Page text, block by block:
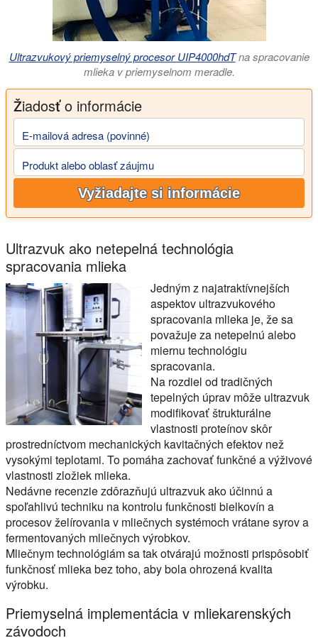
Ultrazvukový priemyselný procesor UIP4000hdTna spracovanie
mlieka v priemyselnom meradle.
Žiadosť o informácie
E-mailová adresa (povinné)
Produkt alebo oblasť záujmu
Vyžiadajte si informácie
Ultrazvuk ako netepelná technológia
spracovania mlieka
Jedným z najatraktívnejších
aspektov ultrazvukového
spracovania mlieka je, že sa
považuje za netepelnú alebo
miernu technológiu
spracovania.
Na rozdiel od tradičných
tepelných úprav môže ultrazvuk
modifikovať štrukturálne
vlastnosti proteínov skôr
prostredníctvom mechanických kavitačných efektov než
vysokými teplotami. To pomáha zachovať funkčné a výživové
vlastnosti zložiek mlieka.
Nedávne recenzie zdôrazňujú ultrazvuk ako účinnú a
spoľahlivú techniku na kontrolu funkčnosti bielkovín a
procesov želírovania v mliečnych systémoch vrátane syrov a
fermentovaných mliečnych výrobkov.
Mliečnym technológiám sa tak otvárajú možnosti prispôsobiť
funkčnosť mlieka bez toho, aby bola ohrozená kvalita
výrobku.
Priemyselná implementácia v mliekarenských
závodoch